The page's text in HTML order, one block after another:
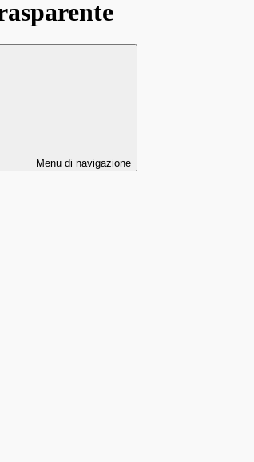
Menu di navigazione